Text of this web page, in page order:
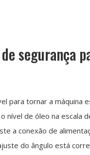
segurança
para tornar a máquina
nível de óleo na escala
a conexão de
do ângulo está